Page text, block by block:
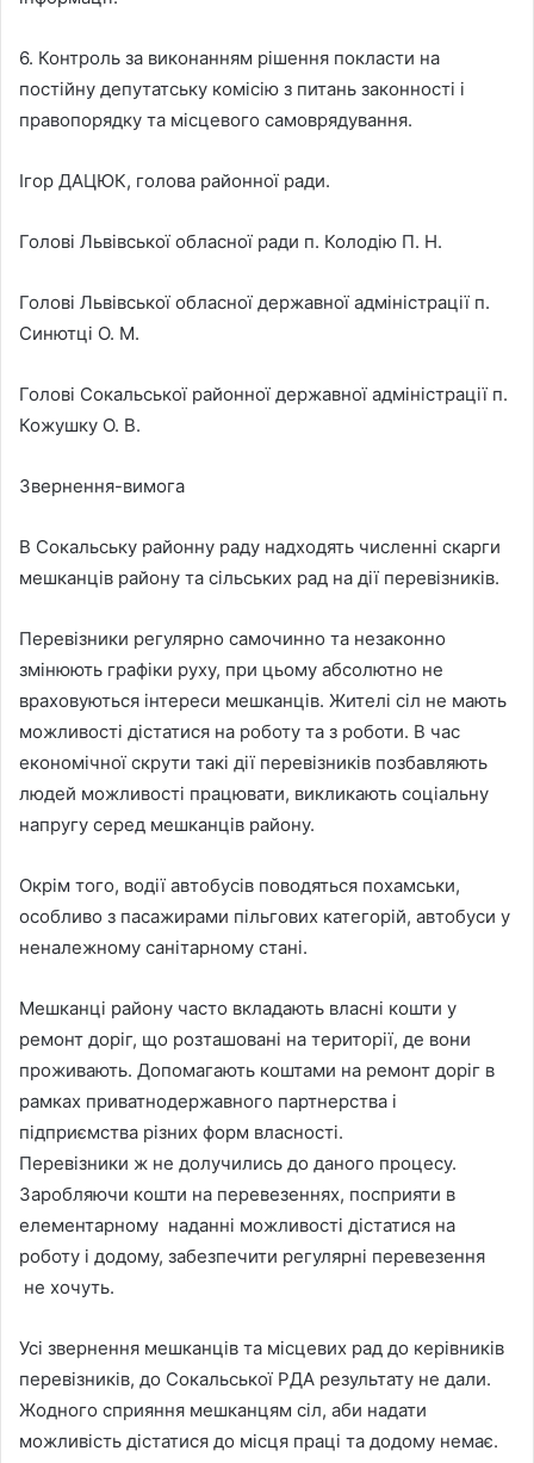
6. Контроль за виконанням рішення покласти на
постійну депутатську комісію з питань законності і
правопорядку та місцевого самоврядування.
Ігор ДАЦЮК, голова районної ради.
Голові Львівської обласної ради п. Колодію П. Н.
Голові Львівської обласної державної адміністрації п.
Синютці О. М.
Голові Сокальської районної державної адміністрації п.
Кожушку О. В.
Звернення-вимога
В Сокальську районну раду надходять численні скарги
мешканців району та сільських рад на дії перевізників.
Перевізники регулярно самочинно та незаконно
змінюють графіки руху, при цьому абсолютно не
враховуються інтереси мешканців. Жителі сіл не мають
можливості дістатися на роботу та з роботи. В час
економічної скрути такі дії перевізників позбавляють
людей можливості працювати, викликають соціальну
напругу серед мешканців району.
Окрім того, водії автобусів поводяться похамськи,
особливо з пасажирами пільгових категорій, автобуси у
неналежному санітарному стані.
Мешканці району часто вкладають власні кошти у
ремонт доріг, що розташовані на території, де вони
проживають. Допомагають коштами на ремонт доріг в
рамках приватнодержавного партнерства і
підприємства різних форм власності.
Перевізники ж не долучились до даного процесу.
Заробляючи кошти на перевезеннях, посприяти в
елементарному наданні можливості дістатися на
роботу і додому, забезпечити регулярні перевезення
не хочуть.
Усі звернення мешканців та місцевих рад до керівників
перевізників, до Сокальської РДА результату не дали.
Жодного сприяння мешканцям сіл, аби надати
можливість дістатися до місця праці та додому немає.